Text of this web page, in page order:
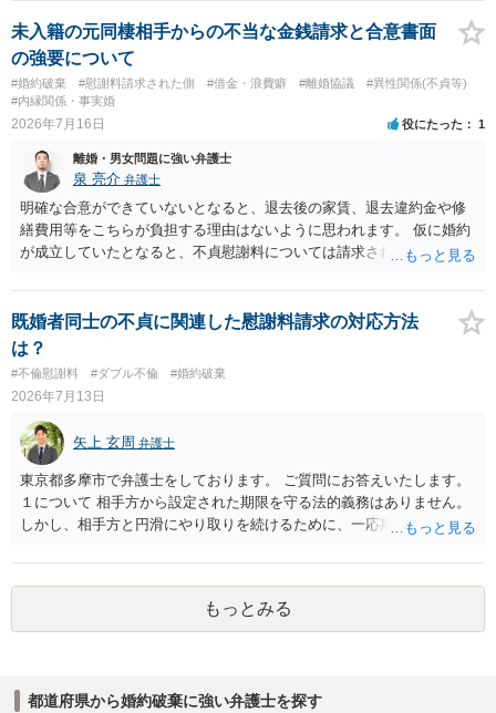
未入籍の元同棲相手からの不当な金銭請求と合意書面
の強要について
#婚約破棄 #慰謝料請求された側 #借金・浪費癖 #離婚協議
#異性関係(不貞等)
#内縁関係・事実婚
2026年7月16日 役にたった 1
離婚・男女問題に強い弁護士
泉 亮介 弁護士
明確な合意ができていないとなると、退去後の家賃、退去違約金や修
繕費用等をこちらが負担する理由はないように思われます。 仮に婚約
が成立していたとなると、不貞慰謝料については請求される可能性が
れば早めに弁護士に相談し、弁護士から回答をさせると良いでしょ
う。
既婚者同士の不貞に関連した慰謝料請求の対応方法
は？
#不倫慰謝料 #ダブル不倫 #婚約破棄
2026年7月13日
矢上 玄周 弁護士
東京都多摩市で弁護士をしております。 ご質問にお答えいたします。
１について 相手方から設定された期限を守る法的義務はありません。
しかし、相手方と円滑にやり取りを続けるために、一応期限を守って
が、期限を守らないのもご不安という場合には、「弁護士に相談して
から連絡するので少々お待ちください」という旨の連絡を入れておく
こともあります。 ２について 求償権の請求と婚約破棄の慰謝料請求
は、法的には別の議論ではありますが、事実上の繋がりがないわけで
負担割合が高くなり、婚約破棄の慰謝料も払う必要が生じるという可
もっとみる
都道府県から婚約破棄に強い弁護士を探す